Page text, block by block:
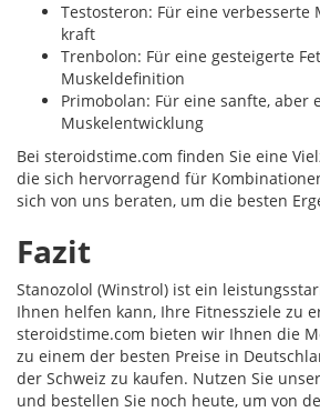
Testosteron: Für eine verbesserte
kraft
Trenbolon: Für eine gesteigerte
Muskeldefinition
Primobolan: Für eine sanfte, aber
Muskelentwicklung
Bei steroidstime.com finden Sie eine
die sich hervorragend für
sich von uns beraten, um die besten
Fazit
Stanozolol (Winstrol) ist ein
Ihnen helfen kann, Ihre Fitnessziele zu
steroidstime.com bieten wir Ihnen die
zu einem der besten Preise in
der Schweiz zu kaufen. Nutzen Sie
und bestellen Sie noch heute, um von